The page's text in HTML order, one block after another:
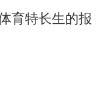
育特长生的报